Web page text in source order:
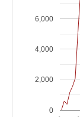
0
2,000
4,000
6,000